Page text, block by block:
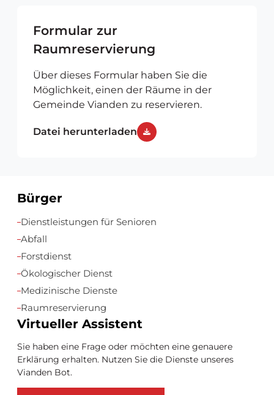
Formular zur
Raumreservierung
Über dieses Formular haben Sie die
Möglichkeit, einen der Räume in der
Gemeinde Vianden zu reservieren.
Datei herunterladen
Zusätzliche
Ressourcen
Bürger
Dienstleistungen für Senioren
Abfall
Forstdienst
Ökologischer Dienst
Medizinische Dienste
Raumreservierung
Virtueller Assistent
Sie haben eine Frage oder möchten eine genauere
Erklärung erhalten. Nutzen Sie die Dienste unseres
Vianden Bot.